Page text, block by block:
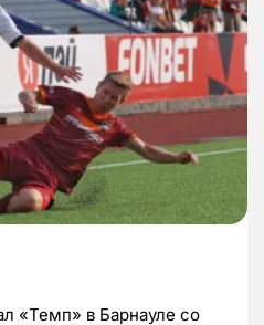
«Темп» в Барнауле со